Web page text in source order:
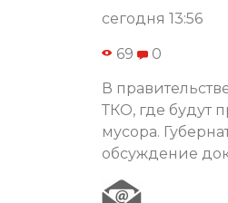
сегодня 13:56
69 0
В
ТКО, где будут
мусора.
обсуждение